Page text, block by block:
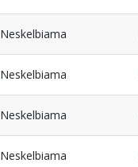
Neskelbiama
Neskelbiama
Neskelbiama
Neskelbiama